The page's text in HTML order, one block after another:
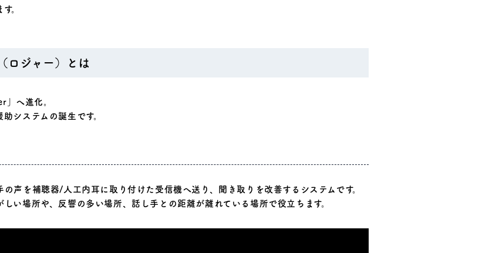
。
ロジャー）とは
」へ進化。
システムの誕生です。
声を補聴器/人工内耳に取り付けた受信機へ送り、聞き取りを改善するシステムです。
い場所や、反響の多い場所、話し手との距離が離れている場所で役立ちます。